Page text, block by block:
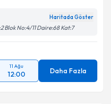
Haritada Göster
Blok No:4/11 Daire:68 Kat:7
11 Ağu
12:00 Daha Fazla